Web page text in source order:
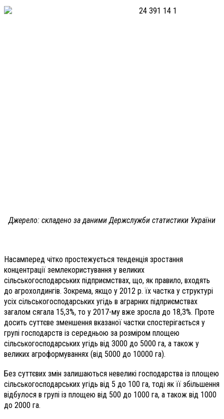
Джерело: складено за даними Держслужби статистики України
Насамперед чітко простежується тенденція зростання
концентрації землекористування у великих
сільськогосподарських підприємствах, що, як правило, входять
до агрохолдингів. Зокрема, якщо у 2012 р. їх частка у структурі
усіх сільськогосподарських угідь в аграрних підприємствах
загалом сягала 15,3%, то у ­2017-му вже зросла до 18,3%. Проте
досить суттєве зменшення вказаної частки спостерігає­ться у
групі господарств із середньою за розміром площею
сільськогосподарських угідь від 3000 до 5000 га, а також у
великих агроформуваннях (від 5000 до 10000 га).
Без суттєвих змін залишаю­ться невеликі господарства із площею
сільськогосподарських угідь від 5 до 100 га, тоді як її збільшення
відбулося в групі із площею від 500 до 1000 га, а також від 1000
до 2000 га.